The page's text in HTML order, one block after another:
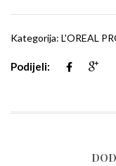
Kategorija: L'OREAL
Podijeli: